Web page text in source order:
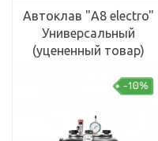
Автоклав "А8 electro"
Универсальный
(уцененный товар)